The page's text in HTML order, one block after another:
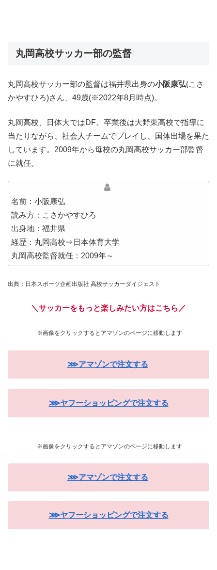
丸岡高校サッカー部の監督
丸岡高校サッカー部の監督は福井県出身の小阪康弘(こさ
かやすひろ)さん、49歳(※2022年8月時点)。
丸岡高校、日体大ではDF。卒業後は大野東高校で指導に
当たりながら、社会人チームでプレイし、国体出場を果た
しています。2009年から母校の丸岡高校サッカー部監督
に就任。
名前：小阪康弘
読み方：こさかやすひろ
出身地： 福井県
経歴： 丸岡高校⇒日本体育大学
丸岡高校監督就任：2009年～
出典：日本スポーツ企画出版社 高校サッカーダイジェスト
＼サッカーをもっと楽しみたい方はこちら／
※画像をクリックするとアマゾンのページに移動します
⋙アマゾンで注文する
⋙ヤフーショッピングで注文する
※画像をクリックするとアマゾンのページに移動します
⋙アマゾンで注文する
⋙ヤフーショッピングで注文する